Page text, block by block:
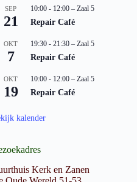
SEP
21
10:00- 12:00 – Zaal 5
Repair Café
OKT
7
19:30- 21:30 – Zaal 5
Repair Café
OKT
19
10:00- 12:00 – Zaal 5
Repair Café
kalender
Kerk en Zanen